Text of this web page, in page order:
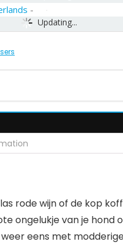
Updating...
-
rode wijn of de kop
ongelukje van je hond
weer eens met